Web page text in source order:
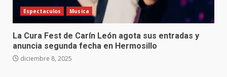
Espectaculos Musica
La Cura Fest de Carín León agota sus entradas y
anuncia segunda fecha en Hermosillo
diciembre 8, 2025